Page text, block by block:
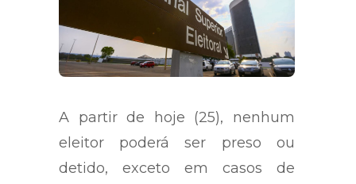
A partir de hoje (25), nenhum
eleitor poderá ser preso ou
detido, exceto em casos de